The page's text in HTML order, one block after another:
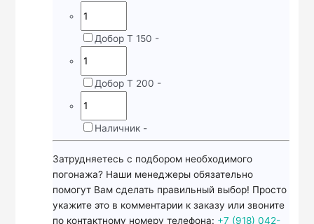
Добор Т 150 -
Добор Т 200 -
Наличник -
Затрудняетесь с подбором необходимого
погонажа? Наши менеджеры обязательно
помогут Вам сделать правильный выбор! Просто
укажите это в комментарии к заказу или звоните
по контактному номеру телефона: +7 (918) 042-